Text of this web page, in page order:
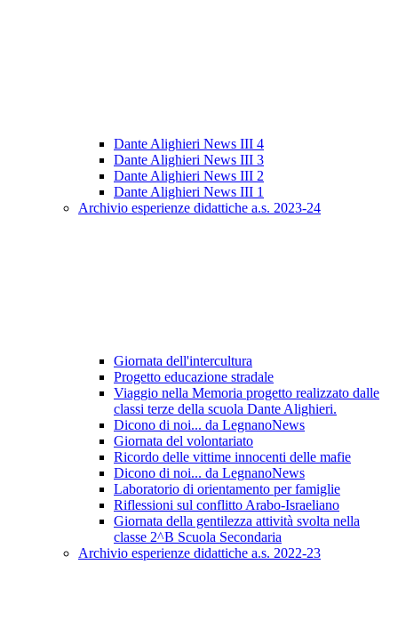
Dante Alighieri News III 4
Dante Alighieri News III 3
Dante Alighieri News III 2
Dante Alighieri News III 1
Archivio esperienze didattiche a.s. 2023-24
Giornata dell'intercultura
Progetto educazione stradale
Viaggio nella Memoria progetto realizzato dalle
classi terze della scuola Dante Alighieri.
Dicono di noi... da LegnanoNews
Giornata del volontariato
Ricordo delle vittime innocenti delle mafie
Dicono di noi... da LegnanoNews
Laboratorio di orientamento per famiglie
Riflessioni sul conflitto Arabo-Israeliano
Giornata della gentilezza attività svolta nella
classe 2^B Scuola Secondaria
Archivio esperienze didattiche a.s. 2022-23